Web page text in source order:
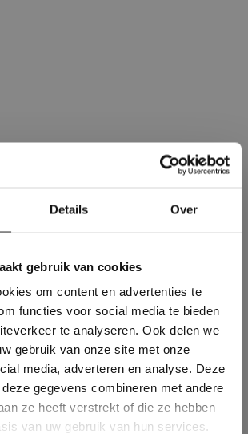
Details Over
gebruik van cookies
om content en advertenties te
functies voor social media te bieden
te analyseren. Ook delen we
gebruik van onze site met onze
media, adverteren en analyse. Deze
gegevens combineren met andere
ze heeft verstrekt of die ze hebben
van uw gebruik van hun services.
Deze website maakt
van cookies.
Banner was deleted and is no
working. Please contact the website
administrator.
website gebruikt cookies om de
te verbeteren. Door
te maken van onze website geeft u
voor alle cookies in
met ons cookiebeleid.Lees
verder
ALLES ACCEPTEREN